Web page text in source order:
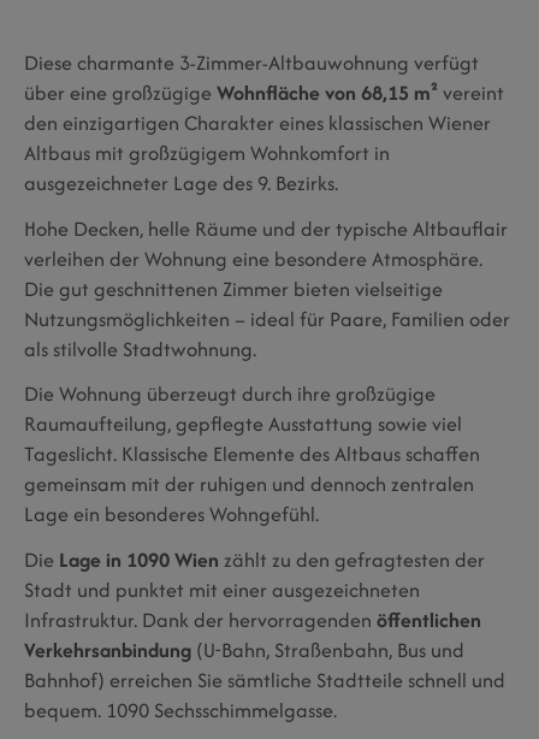
Diese charmante 3-Zimmer-Altbauwohnung verfügt
über eine großzügige Wohnfläche von 68,15 m² vereint
den einzigartigen Charakter eines klassischen Wiener
Altbaus mit großzügigem Wohnkomfort in
ausgezeichneter Lage des 9. Bezirks.
Hohe Decken, helle Räume und der typische Altbauflair
verleihen der Wohnung eine besondere Atmosphäre.
Die gut geschnittenen Zimmer bieten vielseitige
Nutzungsmöglichkeiten – ideal für Paare, Familien oder
als stilvolle Stadtwohnung.
Die Wohnung überzeugt durch ihre großzügige
Raumaufteilung, gepflegte Ausstattung sowie viel
Tageslicht. Klassische Elemente des Altbaus schaffen
gemeinsam mit der ruhigen und dennoch zentralen
Lage ein besonderes Wohngefühl.
Die Lage in 1090 Wien zählt zu den gefragtesten der
Stadt und punktet mit einer ausgezeichneten
Infrastruktur. Dank der hervorragenden öffentlichen
Verkehrsanbindung (U-Bahn, Straßenbahn, Bus und
Bahnhof) erreichen Sie sämtliche Stadtteile schnell und
bequem. 1090 Sechsschimmelgasse.